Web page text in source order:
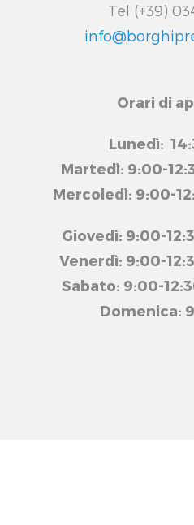
Tel (+39)
Orari di
Lunedì:
Martedì: 9:00-
Mercoledì: 9:00-
Giovedì: 9:00-
Venerdì: 9:00-
Sabato: 9:00-
Domenica: